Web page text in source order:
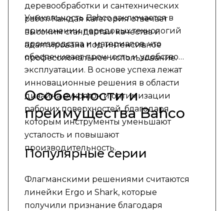
деревообработки и сантехнических
работ. Каждая категория отвечает
высоким стандартам качества и
адаптирована под интенсивное
профессиональное использование.
Уникальность Bahco заключается в
применении передовых технологий
производства и материалов, что
обеспечивает прочность и удобство
эксплуатации. В основе успеха лежат
инновационные решения в области
дизайна рукояток и оптимизации
рабочих поверхностей, благодаря
которым инструменты уменьшают
усталость и повышают
производительность.
Особенности и
преимущества Bahco
Популярные серии
Флагманскими решениями считаются
линейки Ergo и Shark, которые
получили признание благодаря